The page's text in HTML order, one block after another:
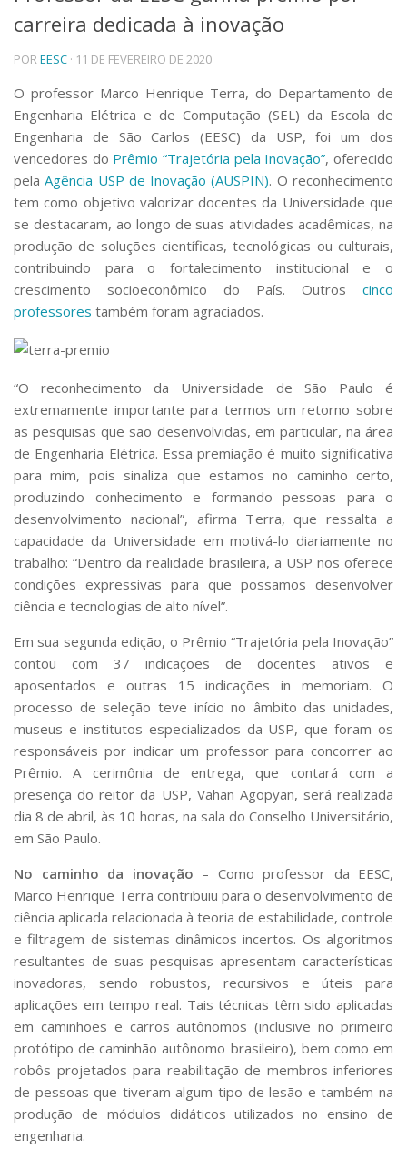
Telefones e Mapas
Pessoas
Ensino
Graduação
Pós-Graduação
Educação a distância
Pesquisa e Inovação
Linhas de Pesquisa
Centros, Núcleos e Projetos em Rede
Pós-doutorado
Iniciação Científica
Transferência de Tecnologia
Empresas Juniores
Projetos, Programas e Cursos
Museus e Espaços Interativos
Serviços
Bibliotecas
Apoio ao Estudante
Segurança, Trânsito e Prevenção
RH, Administrativo e Financeiro
Outros serviços
Comunicação
Assessorias e Mídias
Aplicativos e Sites
Jornal da USP
Defesa de Teses
carreira dedicada à inovação
POREESC · 11 DE FEVEREIRO DE 2020
O professor Marco Henrique Terra, do Departamento de
Engenharia Elétrica e de Computação (SEL) da Escola de
Engenharia de São Carlos (EESC) da USP, foi um dos
vencedores do Prêmio “Trajetória pela Inovação”, oferecido
pelaAgência USP de Inovação (AUSPIN). O reconhecimento
tem como objetivo valorizar docentes da Universidade que
se destacaram, ao longo de suas atividades acadêmicas, na
produção de soluções científicas, tecnológicas ou culturais,
contribuindo para o fortalecimento institucional e o
crescimento socioeconômico do País. Outros cinco
professores também foram agraciados.
“O reconhecimento da Universidade de São Paulo é
extremamente importante para termos um retorno sobre
as pesquisas que são desenvolvidas, em particular, na área
de Engenharia Elétrica. Essa premiação é muito significativa
para mim, pois sinaliza que estamos no caminho certo,
produzindo conhecimento e formando pessoas para o
desenvolvimento nacional”, afirma Terra, que ressalta a
capacidade da Universidade em motivá-lo diariamente no
trabalho: “Dentro da realidade brasileira, a USP nos oferece
condições expressivas para que possamos desenvolver
ciência e tecnologias de alto nível”.
Em sua segunda edição, o Prêmio “Trajetória pela Inovação”
contou com 37 indicações de docentes ativos e
aposentados e outras 15 indicações in memoriam. O
processo de seleção teve início no âmbito das unidades,
museus e institutos especializados da USP, que foram os
responsáveis por indicar um professor para concorrer ao
Prêmio. A cerimônia de entrega, que contará com a
presença do reitor da USP, Vahan Agopyan, será realizada
dia 8 de abril, às 10 horas, na sala do Conselho Universitário,
em São Paulo.
No caminho da inovação – Como professor da EESC,
Marco Henrique Terra contribuiu para o desenvolvimento de
ciência aplicada relacionada à teoria de estabilidade, controle
e filtragem de sistemas dinâmicos incertos. Os algoritmos
resultantes de suas pesquisas apresentam características
inovadoras, sendo robustos, recursivos e úteis para
aplicações em tempo real. Tais técnicas têm sido aplicadas
em caminhões e carros autônomos (inclusive no primeiro
protótipo de caminhão autônomo brasileiro), bem como em
robôs projetados para reabilitação de membros inferiores
de pessoas que tiveram algum tipo de lesão e também na
produção de módulos didáticos utilizados no ensino de
engenharia.